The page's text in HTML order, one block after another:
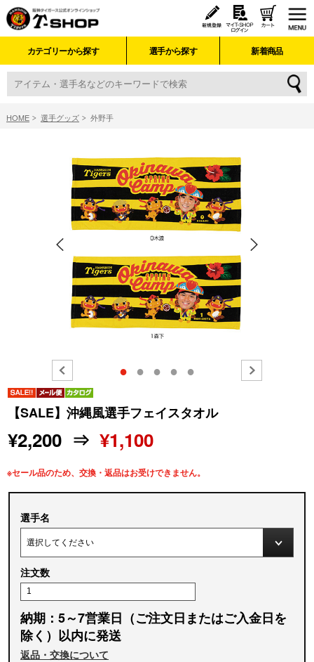
カテゴリーから探す 選手から探す 新着商品
HOME 選手グッズ 外野手
● ● ● ● ●
【SALE】沖縄風選手フェイスタオル
¥2,200 ⇒¥1,100
※セール品のため、交換・返品はお受けできません。
選手名
注文数
納期：5～7営業日（ご注文日またはご入金日を
除く）以内に発送
返品・交換について